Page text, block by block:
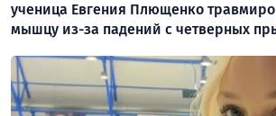
ученица Евгения Плющенко
мышцу из-за падений с четверных